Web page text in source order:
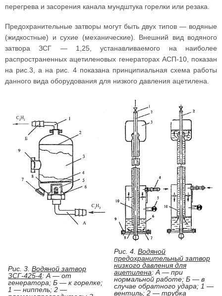
перегрева и засорения канала мундштука горелки или резака.
Предохранительные затворы могут быть двух типов — водяные
(жидкостные) и сухие (механические). Внешний вид водяного
затвора ЗСГ — 1,25, устанавливаемого на наиболее
распространенных ацетиленовых генераторах АСП-10, показан
на рис.3, а на рис. 4 показана принципиальная схема работы
данного вида оборудования для низкого давления ацетилена.
Рис. 3. Водяной затвор
ЗСГ-425-4: А — от
генератора; Б — к горелке;
1 — ниппель; 2 —
Рис. 4. Водяной
предохранительный затвор
низкого давления для
ацетилена: А — при
нормальной работе; Б — в
случае обратного удара; 1 —
вентиль; 2 — трубка